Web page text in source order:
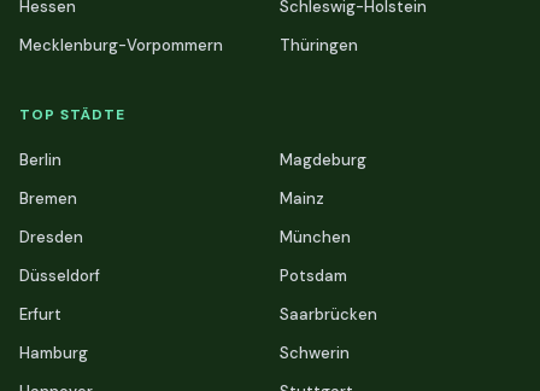
Hessen
Mecklenburg-Vorpommern
Schleswig-Holstein
Thüringen
TOP STÄDTE
Berlin
Bremen
Dresden
Düsseldorf
Erfurt
Hamburg
Magdeburg
Mainz
München
Potsdam
Saarbrücken
Schwerin